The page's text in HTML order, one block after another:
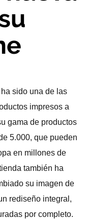
sido una de las
impresos a
gama de productos
5.000, que pueden
en millones de
también ha
su imagen de
rediseño integral,
por completo.